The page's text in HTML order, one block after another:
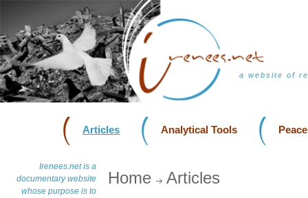
a website of
Articles Analytical Tools
Irenees.net is a
documentary website
whose purpose is to
Home Articles